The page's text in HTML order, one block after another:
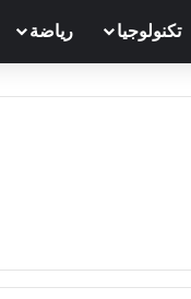
تكنولوجيا رياضة